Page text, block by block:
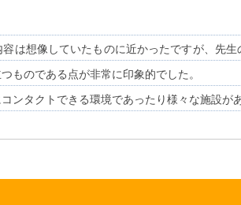
は想像していたものに近かったですが、先
ものである点が非常に印象的でした。
ンタクトできる環境であったり様々な施設が